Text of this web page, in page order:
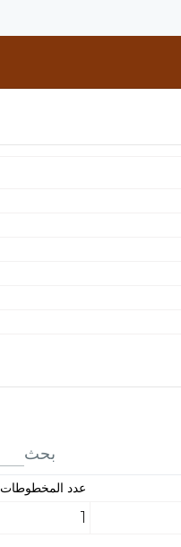
بحث
عدد المخطوطات
1